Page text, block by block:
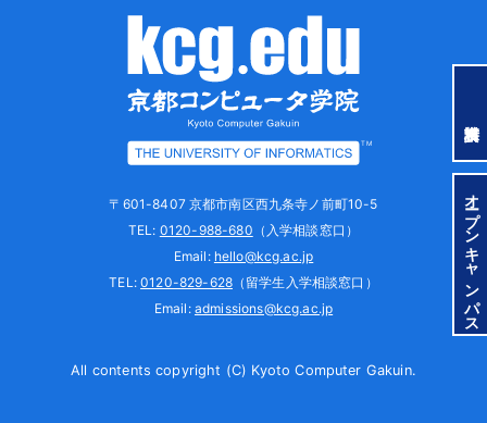
オープンキャンパス
TM
〒601-8407 京都市南区西九条寺ノ前町10-5
TEL: 0120-988-680 （入学相談窓口）
Email: hello@kcg.ac.jp
TEL:0120-829-628（留学生入学相談窓口）
Email: admissions@kcg.ac.jp
All contents copyright (C) Kyoto Computer Gakuin.